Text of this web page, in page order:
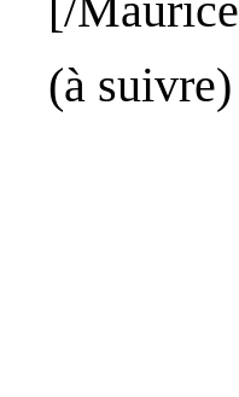
(à suivre)